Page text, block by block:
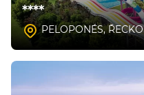
****
PELOPONÉS,ŘECKO